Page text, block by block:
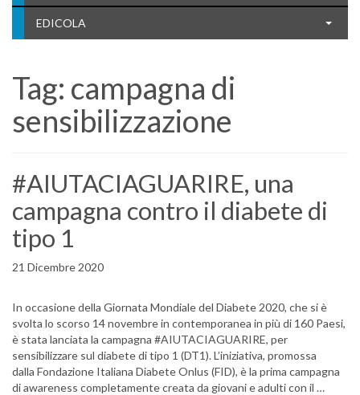
EDICOLA
Tag: campagna di
sensibilizzazione
#AIUTACIAGUARIRE, una
campagna contro il diabete di
tipo 1
21 Dicembre 2020
In occasione della Giornata Mondiale del Diabete 2020, che si è
svolta lo scorso 14 novembre in contemporanea in più di 160 Paesi,
è stata lanciata la campagna #AIUTACIAGUARIRE, per
sensibilizzare sul diabete di tipo 1 (DT1). L’iniziativa, promossa
dalla Fondazione Italiana Diabete Onlus (FID), è la prima campagna
di awareness completamente creata da giovani e adulti con il …